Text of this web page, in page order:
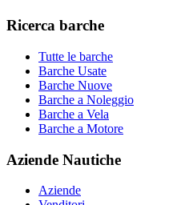
Ricerca barche
Tutte le barche
Barche Usate
Barche Nuove
Barche a Noleggio
Barche a Vela
Barche a Motore
Aziende Nautiche
Aziende